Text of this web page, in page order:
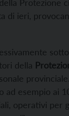
Protezione
di ieri,
della
ad esempio ai
operativi per